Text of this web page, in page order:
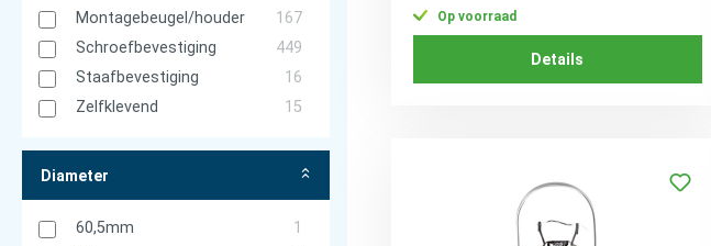
Montagebeugel/houder
167
Schroefbevestiging
449
Staafbevestiging
16
Zelfklevend
15
Diameter
60,5mm
1
Op voorraad
Details